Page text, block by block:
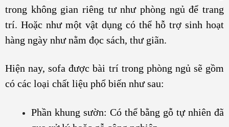
trong không gian riêng tư như phòng ngủ để trang
trí. Hoặc như một vật dụng có thể hỗ trợ sinh hoạt
hàng ngày như nằm đọc sách, thư giãn.
Hiện nay, sofa được bài trí trong phòng ngủ sẽ gồm
có các loại chất liệu phổ biến như sau:
Phần khung sườn: Có thể bằng gỗ tự nhiên đã